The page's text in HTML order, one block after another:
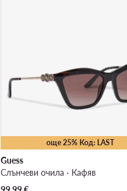
още 25% Код: LAST
Guess
Слънчеви очила · Кафяв